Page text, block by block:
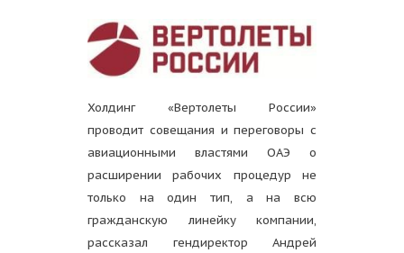
Холдинг «Вертолеты России»
проводит совещания и переговоры с
авиационными властями ОАЭ о
расширении рабочих процедур не
только на один тип, а на всю
гражданскую линейку компании,
рассказал гендиректор Андрей